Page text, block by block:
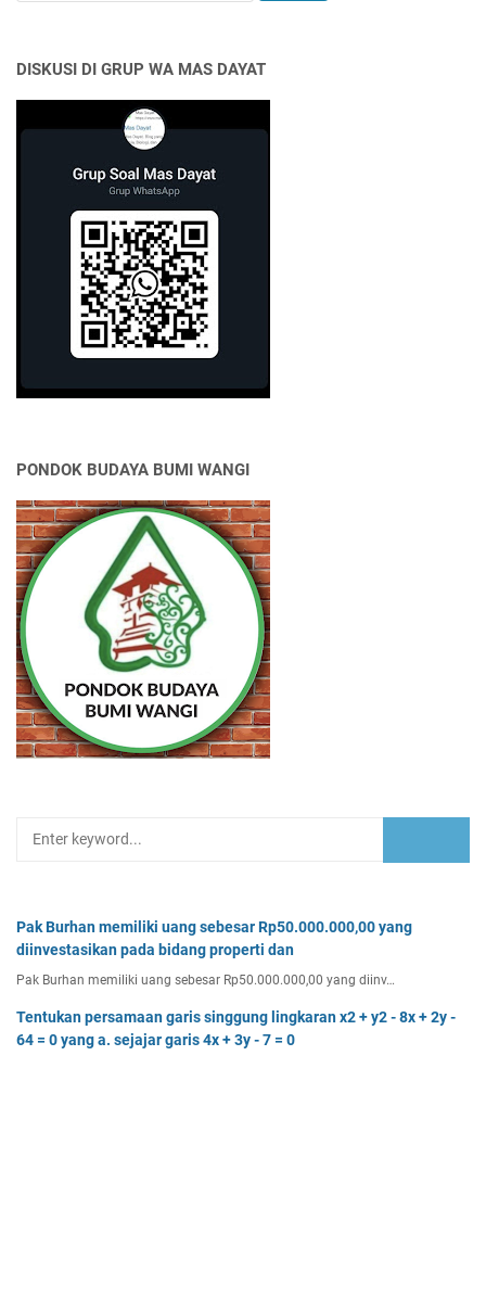
DISKUSI DI GRUP WA MAS DAYAT
PONDOK BUDAYA BUMI WANGI
Pak Burhan memiliki uang sebesar Rp50.000.000,00 yang
diinvestasikan pada bidang properti dan
Pak Burhan memiliki uang sebesar Rp50.000.000,00 yang diinv…
Tentukan persamaan garis singgung lingkaran x2 + y2 - 8x + 2y -
64 = 0 yang a. sejajar garis 4x + 3y - 7 = 0